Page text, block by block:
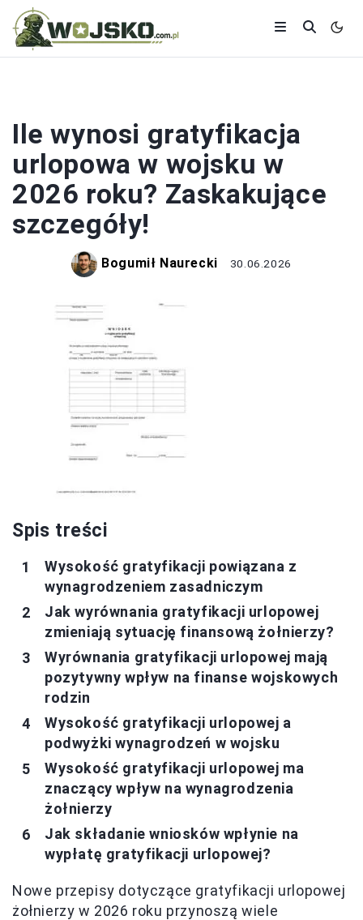
Ile wynosi gratyfikacja
urlopowa w wojsku w
2026 roku? Zaskakujące
szczegóły!
Bogumił Naurecki 30.06.2026
Spis treści
Wysokość gratyfikacji powiązana z
wynagrodzeniem zasadniczym
Jak wyrównania gratyfikacji urlopowej
zmieniają sytuację finansową żołnierzy?
Wyrównania gratyfikacji urlopowej mają
pozytywny wpływ na finanse wojskowych
rodzin
Wysokość gratyfikacji urlopowej a
podwyżki wynagrodzeń w wojsku
Wysokość gratyfikacji urlopowej ma
znaczący wpływ na wynagrodzenia
żołnierzy
Jak składanie wniosków wpłynie na
wypłatę gratyfikacji urlopowej?
Nowe przepisy dotyczące gratyfikacji urlopowej
żołnierzy w 2026 roku przynoszą wiele